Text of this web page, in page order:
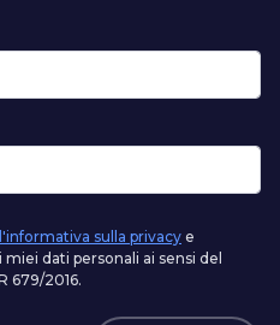
l'informativa sulla privacy e
dati personali ai sensi del
679/2016.